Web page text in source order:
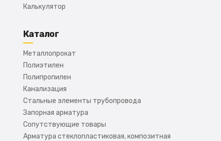
Калькулятор
Каталог
Металлопрокат
Полиэтилен
Полипропилен
Канализация
Стальные элементы трубопровода
Запорная арматура
Сопутствующие товары
Арматура стеклопластиковая, композитная